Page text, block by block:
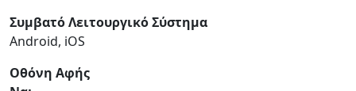
Συμβατό Λειτουργικό Σύστημα
Android, iOS
Οθόνη Αφής